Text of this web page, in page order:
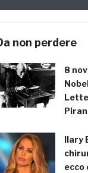
non perdere
8
Ilary
ecco